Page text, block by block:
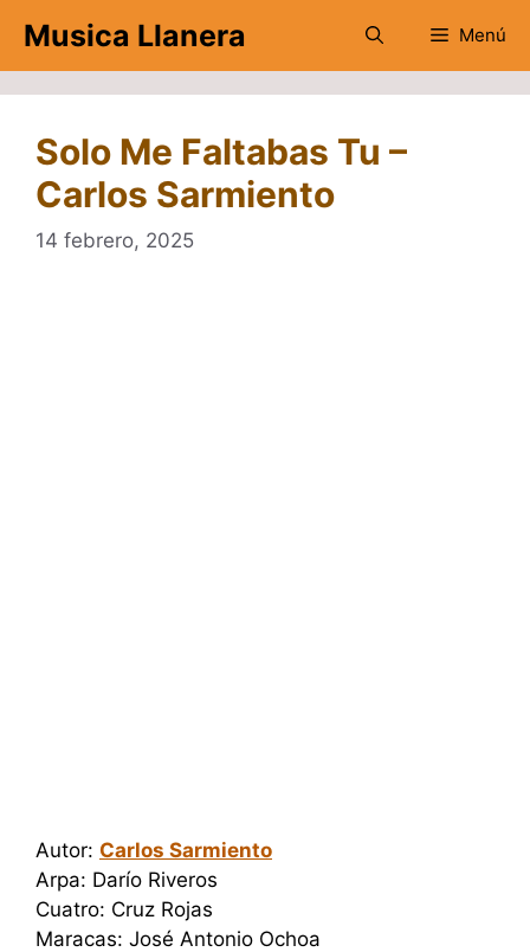
contenido
Musica Llanera Menú
Solo Me Faltabas Tu –
Carlos Sarmiento
14 febrero, 2025
Autor: Carlos Sarmiento
Arpa: Darío Riveros
Cuatro: Cruz Rojas
Maracas: José Antonio Ochoa